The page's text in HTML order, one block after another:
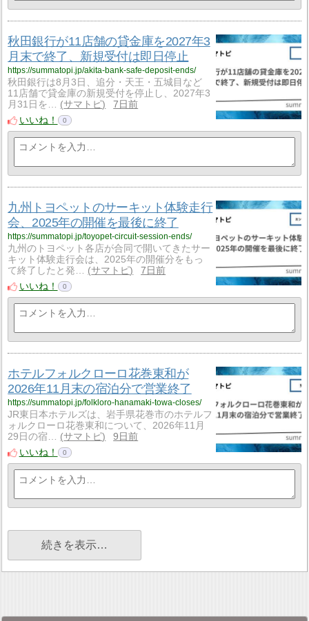
秋田銀行が11店舗の貸金庫を2027年3
月末で終了、新規受付は即日停止
https://summatopi.jp/akita-bank-safe-deposit-ends/
秋田銀行は8月3日、追分・天王・五城目など
11店舗で貸金庫の新規受付を停止し、2027年3
月31日を…
サマトピ
7日前
いいね！
0
九州トヨペットのサーキット体験走行
会、2025年の開催を最後に終了
https://summatopi.jp/toyopet-circuit-session-ends/
九州のトヨペット各店が合同で開いてきたサー
キット体験走行会は、2025年の開催分をもっ
て終了したと発…
サマトピ
7日前
いいね！
0
ホテルフォルクローロ花巻東和が
2026年11月末の宿泊分で営業終了
https://summatopi.jp/folkloro-hanamaki-towa-closes/
JR東日本ホテルズは、岩手県花巻市のホテルフ
ォルクローロ花巻東和について、2026年11月
29日の宿…
サマトピ
9日前
いいね！
0
続きを表示…